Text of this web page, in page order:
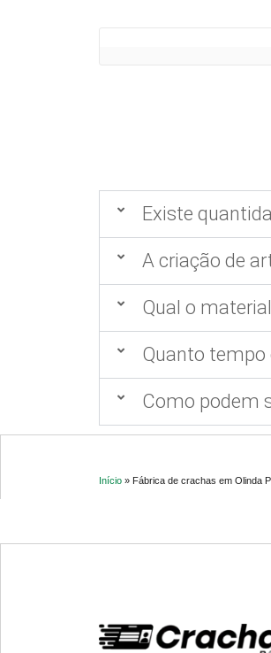
Existe
A criação de
Qual o
Quanto tempo
Como podem
Início » Fábrica de crachas em Olinda